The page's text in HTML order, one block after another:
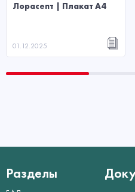
Лорасепт | Плакат А4
01.12.2025
Разделы